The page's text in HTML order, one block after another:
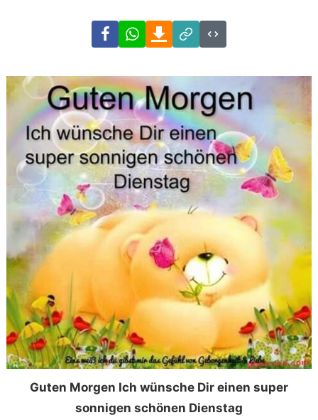
FacebookWhatsAppDownload
Link
Code
Guten Morgen Ich wünsche Dir einen super
sonnigen schönen Dienstag